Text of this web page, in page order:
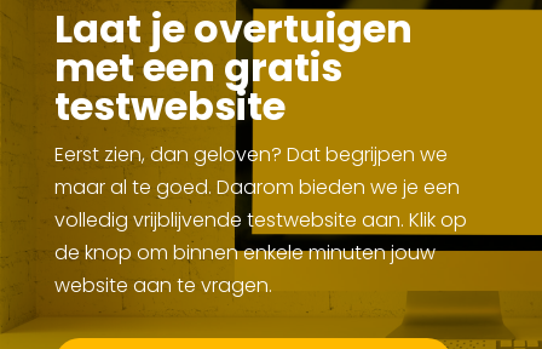
Laat je overtuigen
met een gratis
testwebsite
Eerst zien, dan geloven? Dat begrijpen we
maar al te goed. Daarom bieden we je een
volledig vrijblijvende testwebsite aan. Klik op
de knop om binnen enkele minuten jouw
website aan te vragen.